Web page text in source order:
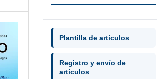
Plantilla de artículos
Registro y envío de
artículos